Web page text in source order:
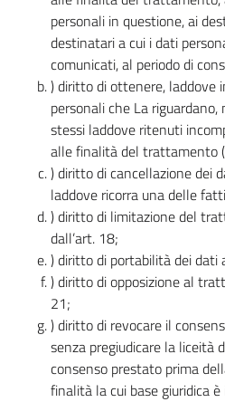
personali in questione, ai
destinatari a cui i dati
comunicati, al periodo di
) diritto di ottenere, laddove
personali che La
stessi laddove ritenuti
alle finalità del trattamento
) diritto di cancellazione dei
laddove ricorra una delle
) diritto di limitazione del
dall’art. 18;
) diritto di portabilità dei dati
) diritto di opposizione al
21;
) diritto di revocare il
senza pregiudicare la
consenso prestato prima
finalità la cui base giuridica